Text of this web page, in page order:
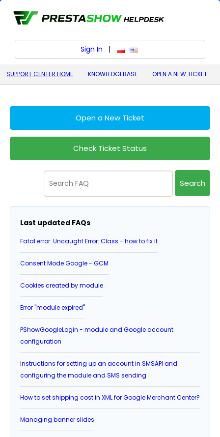
Sign In | polski (Polish)
English (United States)
SUPPORT CENTER HOME KNOWLEDGEBASE OPEN A NEW TICKET
Open a New Ticket
Check Ticket Status
Search
Last updated FAQs
Fatal error: Uncaught Error: Class - how to fix it
Consent Mode Google - GCM
Cookies created by module
Error "module expired"
PShowGoogleLogin - module and Google account
configuration
Instructions for setting up an account in SMSAPI and
configuring the module and SMS sending
How to set shipping cost in XML for Google Merchant Center?
Managing banner slides